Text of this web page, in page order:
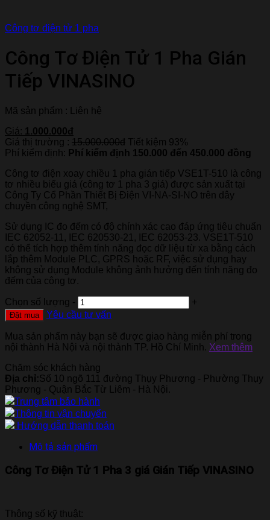
Công tơ điện tử 1 pha
Công Tơ Điện Tử 1 Pha Gián
Tiếp VINASINO
Mã sản phẩm : Liên hệ
Giá: 1.000.000đ
Giá thị trường : 15.000.000đ Tiết kiệm 93%
Phí kiểm định: Phí kiểm định 150.000 đến 450.000 đồng
Công tơ điện xoay chiều 1 pha gián tiếp VSE1T-510 là công
tơ nhiều biểu giá (công tơ 1 pha 3 giá) được sản xuất tại
Công Ty Cổ Phần Thiết Bị Điện VI-NA-SI-NO trên dây
chuyền công nghệ SMT,
Sử dụng IC đo đếm có độ chính xác cao đáp ứng tiêu chuẩn
IEC 62052-11, IEC 620530-21, IEC 62053-23. VSE1T-510
có thể tích hợp thêm tính năng đọc dữ liệu từ xa bằng cách
lắp thêm Module PLC, GPRS hoặc RF, việc sử dụng hay
không sử dụng Module không ảnh hưởng đến tính năng đo
đếm của công tơ.
Chọn số lượng - +
Đặt mua Yêu cầu tư vấn
Mua sản phẩm này bạn sẽ được giao hàng miễn phí trong
nội thành Hà Nội và nội thành TP. Hồ Chí Minh. Xem thêm
Chăm sóc khách hàng
Địa chỉ:Số 10 ngõ 111 đường Thụy Phương - Phường Thụy
Phương - Quận Bắc Từ Liêm - Hà Nội.
Trung tâm bảo hành
Thông tin vận chuyển
Hướng dẫn thanh toán
Mô tả sản phẩm
Công Tơ Điện Tử 1 Pha 3 giá Gián Tiếp VINASINO
Thông số kỹ thuật: